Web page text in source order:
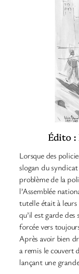
Édito :
Lorsque des
slogan du
problème de la
l’Assemblée
tutelle était à
qu’il est garde
forcée vers
Après avoir bien
a remis le couvert
lançant une